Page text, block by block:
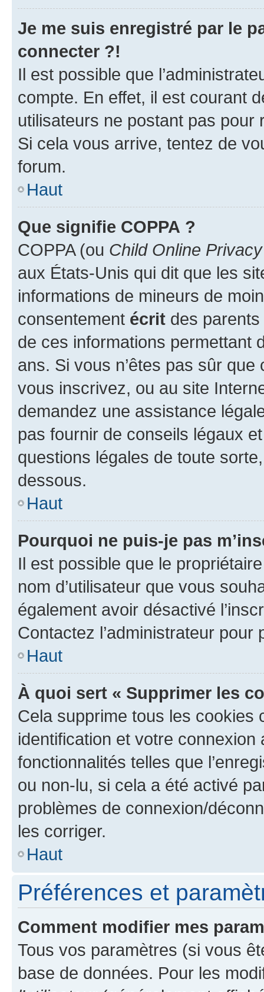
Je me suis enregistré par le
connecter ?!
Il est possible que
compte. En effet, il est courant
utilisateurs ne postant pas pour
Si cela vous arrive, tentez de
forum.
Haut
Que signifie COPPA ?
COPPA (ou Child Online
aux États-Unis qui dit que les
informations de mineurs de
consentement écrit des parents
de ces informations permettant
ans. Si vous n’êtes pas sûr
vous inscrivez, ou au site
demandez une assistance
pas fournir de conseils légaux
questions légales de toute
dessous.
Haut
Pourquoi ne puis-je pas
Il est possible que le
nom d’utilisateur que vous
également avoir désactivé
Contactez l’administrateur
Haut
À quoi sert « Supprimer les
Cela supprime tous les cookies
identification et votre
fonctionnalités telles que
ou non-lu, si cela a été activé
problèmes de connexion/
les corriger.
Haut
Préférences et
Comment modifier mes
Tous vos paramètres (si vous
base de données. Pour les